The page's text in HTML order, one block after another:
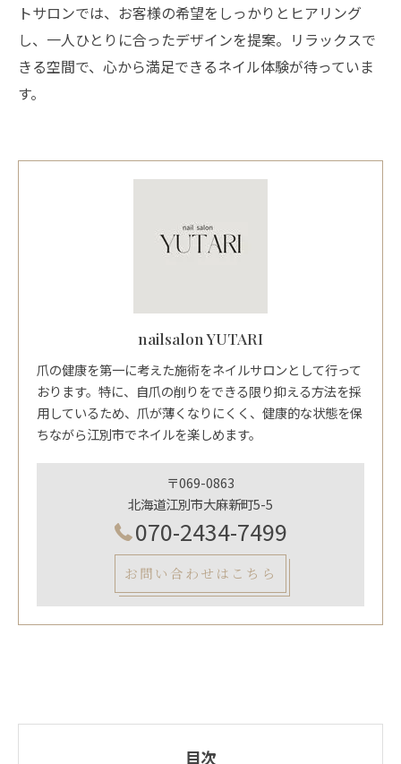
トサロンでは、お客様の希望をしっかりとヒアリング
し、一人ひとりに合ったデザインを提案。リラックスで
きる空間で、心から満足できるネイル体験が待っていま
す。
nailsalon YUTARI
爪の健康を第一に考えた施術をネイルサロンとして行って
おります。特に、自爪の削りをできる限り抑える方法を採
用しているため、爪が薄くなりにくく、健康的な状態を保
ちながら江別市でネイルを楽しめます。
〒069-0863
北海道江別市大麻新町5-5
070-2434-7499
お問い合わせはこちら
目次